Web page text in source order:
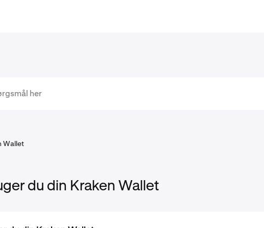
Wallet
du din Kraken Wallet